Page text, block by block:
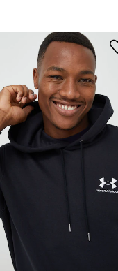
zazwyczaj.
Tabela rozmiarów